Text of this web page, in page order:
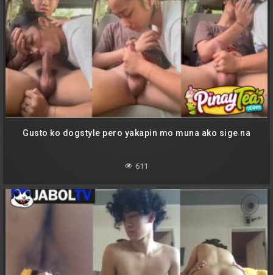
Gusto ko dogstyle pero yakapin mo muna ako sige na
611